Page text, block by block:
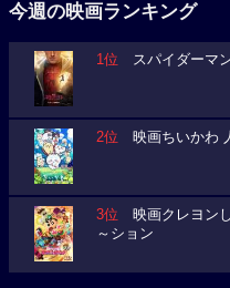
今週の映画ランキング
1位 スパイダーマ
2位 映画ちいかわ
3位 映画クレヨン
～ション